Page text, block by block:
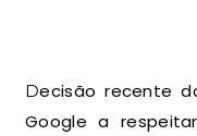
Decisão recente da União Europeia vai obrigar a
Google a